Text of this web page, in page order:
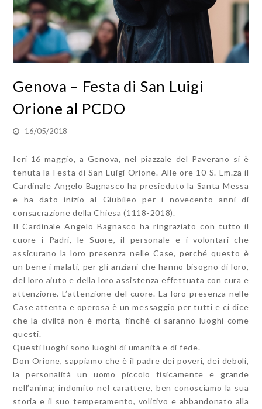
Genova – Festa di San Luigi
Orione al PCDO
16/05/2018
Ieri 16 maggio, a Genova, nel piazzale del Paverano si è
tenuta la Festa di San Luigi Orione. Alle ore 10 S. Em.za il
Cardinale Angelo Bagnasco ha presieduto la Santa Messa
e ha dato inizio al Giubileo per i novecento anni di
consacrazione della Chiesa (1118-2018).
Il Cardinale Angelo Bagnasco ha ringraziato con tutto il
cuore i Padri, le Suore, il personale e i volontari che
assicurano la loro presenza nelle Case, perché questo è
un bene i malati, per gli anziani che hanno bisogno di loro,
del loro aiuto e della loro assistenza effettuata con cura e
attenzione. L’attenzione del cuore. La loro presenza nelle
Case attenta e operosa è un messaggio per tutti e ci dice
che la civiltà non è morta, finché ci saranno luoghi come
questi.
Questi luoghi sono luoghi di umanità e di fede.
Don Orione, sappiamo che è il padre dei poveri, dei deboli,
la personalità un uomo piccolo fisicamente e grande
nell’anima; indomito nel carattere, ben conosciamo la sua
storia e il suo temperamento, volitivo e abbandonato alla